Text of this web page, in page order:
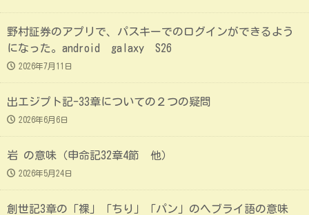
野村証券のアプリで、パスキーでのログインができるよう
になった。android galaxy S26
2026年7月11日
出エジプト記-33章についての２つの疑問
2026年6月6日
岩 の意味（申命記32章4節 他）
2026年5月24日
創世記3章の「裸」「ちり」「パン」のヘブライ語の意味